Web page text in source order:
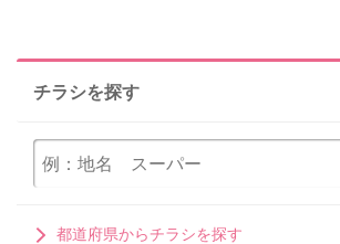
チラシを探す
都道府県からチラシを探す